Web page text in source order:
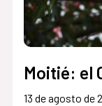
Moitié: el
13 de agosto de